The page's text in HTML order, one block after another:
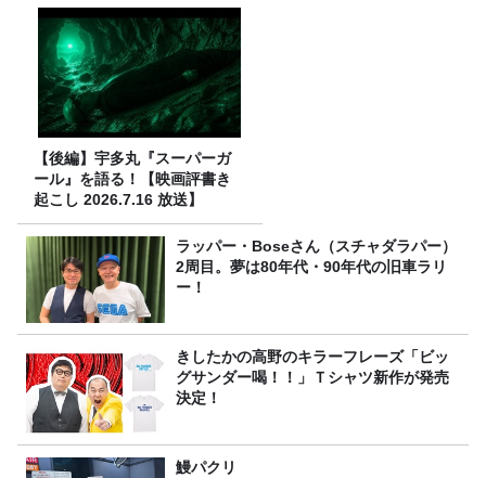
【後編】宇多丸『スーパーガ
ール』を語る！【映画評書き
起こし 2026.7.16 放送】
ラッパー・Boseさん（スチャダラパー）
2周目。夢は80年代・90年代の旧車ラリ
ー！
きしたかの高野のキラーフレーズ「ビッ
グサンダー喝！！」Ｔシャツ新作が発売
決定！
鰻パクリ